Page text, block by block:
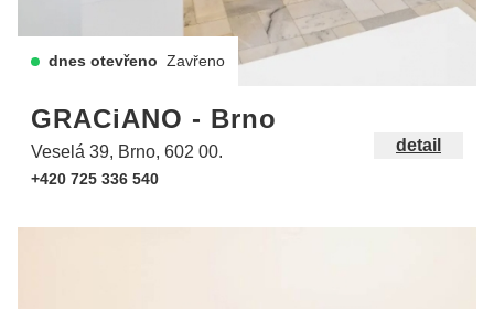
dnes otevřeno Zavřeno
GRACiANO - Brno
Veselá 39, Brno, 602 00.
+420 725 336 540
detail